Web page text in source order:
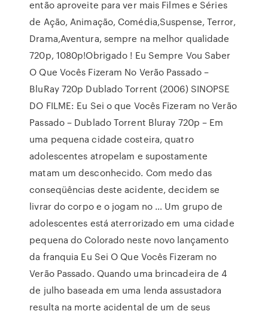
então aproveite para ver mais Filmes e Séries
de Ação, Animação, Comédia,Suspense, Terror,
Drama,Aventura, sempre na melhor qualidade
720p, 1080p!Obrigado ! Eu Sempre Vou Saber
O Que Vocês Fizeram No Verão Passado –
BluRay 720p Dublado Torrent (2006) SINOPSE
DO FILME: Eu Sei o que Vocês Fizeram no Verão
Passado – Dublado Torrent Bluray 720p – Em
uma pequena cidade costeira, quatro
adolescentes atropelam e supostamente
matam um desconhecido. Com medo das
conseqüências deste acidente, decidem se
livrar do corpo e o jogam no … Um grupo de
adolescentes está aterrorizado em uma cidade
pequena do Colorado neste novo lançamento
da franquia Eu Sei O Que Vocês Fizeram no
Verão Passado. Quando uma brincadeira de 4
de julho baseada em uma lenda assustadora
resulta na morte acidental de um de seus